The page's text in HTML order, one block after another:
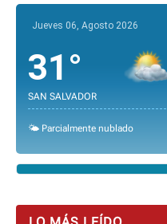
Jueves 06, Agosto 2026
31°
SAN SALVADOR
🌤️ Parcialmente nublado